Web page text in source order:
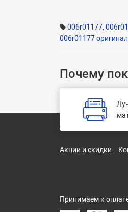
006r01177,
006r01177 оригинал
Почему
Акции и скидки
Принимаем к